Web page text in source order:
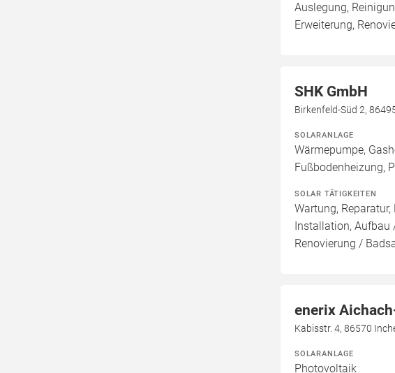
Auslegung,
Erweiterung,
SHK GmbH
Birkenfeld-Süd 2,
SOLARANLAGE
Wärmepumpe,
Fußbodenheizung,
SOLAR TÄTIGKEITEN
Wartung,
Installation, Aufbau
Renovierung /
enerix
Kabisstr. 4, 86570
SOLARANLAGE
Photovoltaik